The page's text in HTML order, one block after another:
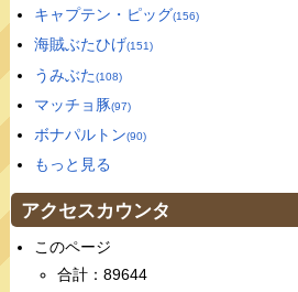
キャプテン・ピッグ(156)
海賊ぶたひげ(151)
うみぶた(108)
マッチョ豚(97)
ボナパルトン(90)
もっと見る
アクセスカウンタ
このページ
合計：89644